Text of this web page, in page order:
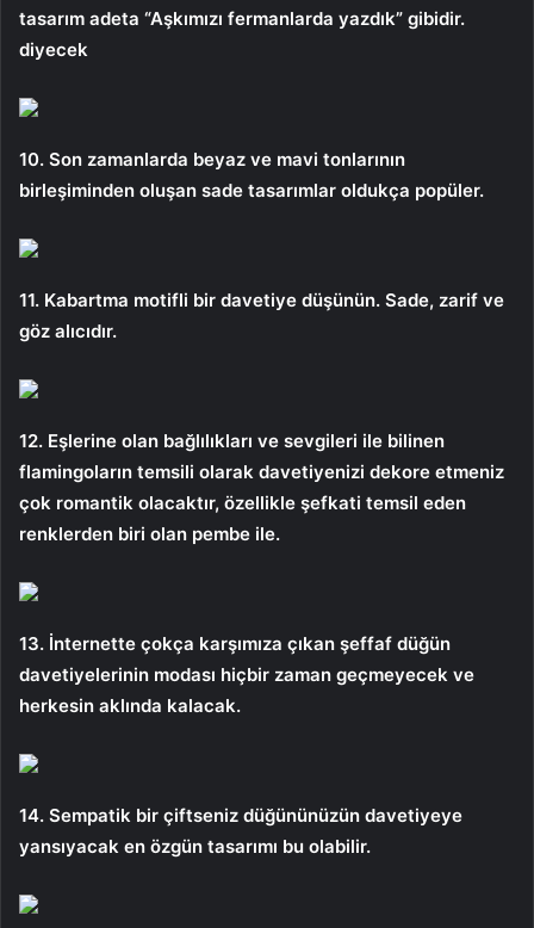
tasarım adeta “Aşkımızı fermanlarda yazdık” gibidir.
diyecek
10. Son zamanlarda beyaz ve mavi tonlarının
birleşiminden oluşan sade tasarımlar oldukça popüler.
11. Kabartma motifli bir davetiye düşünün. Sade, zarif ve
göz alıcıdır.
12. Eşlerine olan bağlılıkları ve sevgileri ile bilinen
flamingoların temsili olarak davetiyenizi dekore etmeniz
çok romantik olacaktır, özellikle şefkati temsil eden
renklerden biri olan pembe ile.
13. İnternette çokça karşımıza çıkan şeffaf düğün
davetiyelerinin modası hiçbir zaman geçmeyecek ve
herkesin aklında kalacak.
14. Sempatik bir çiftseniz düğününüzün davetiyeye
yansıyacak en özgün tasarımı bu olabilir.